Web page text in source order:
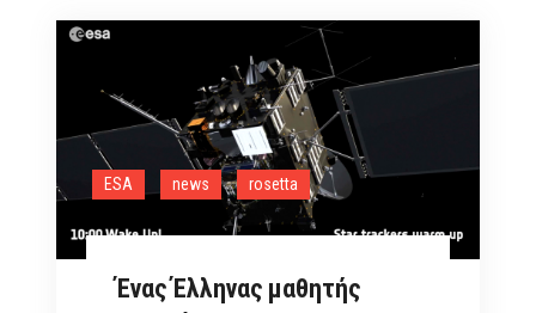
ενός
κομήτη
από
έναν
Έλληνα
συντελεστή
της
αποστολής
ESA news rosetta
Ένας Έλληνας μαθητής